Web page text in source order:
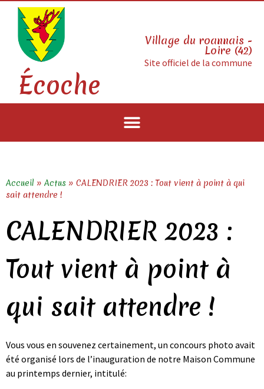
Écoche
Village du roannais -
Loire (42)
Site officiel de la commune
Accueil » Actus » CALENDRIER 2023 : Tout vient à point à qui
sait attendre !
CALENDRIER 2023 :
Tout vient à point à
qui sait attendre !
Vous vous en souvenez certainement, un concours photo avait
été organisé lors de l’inauguration de notre Maison Commune
au printemps dernier, intitulé: